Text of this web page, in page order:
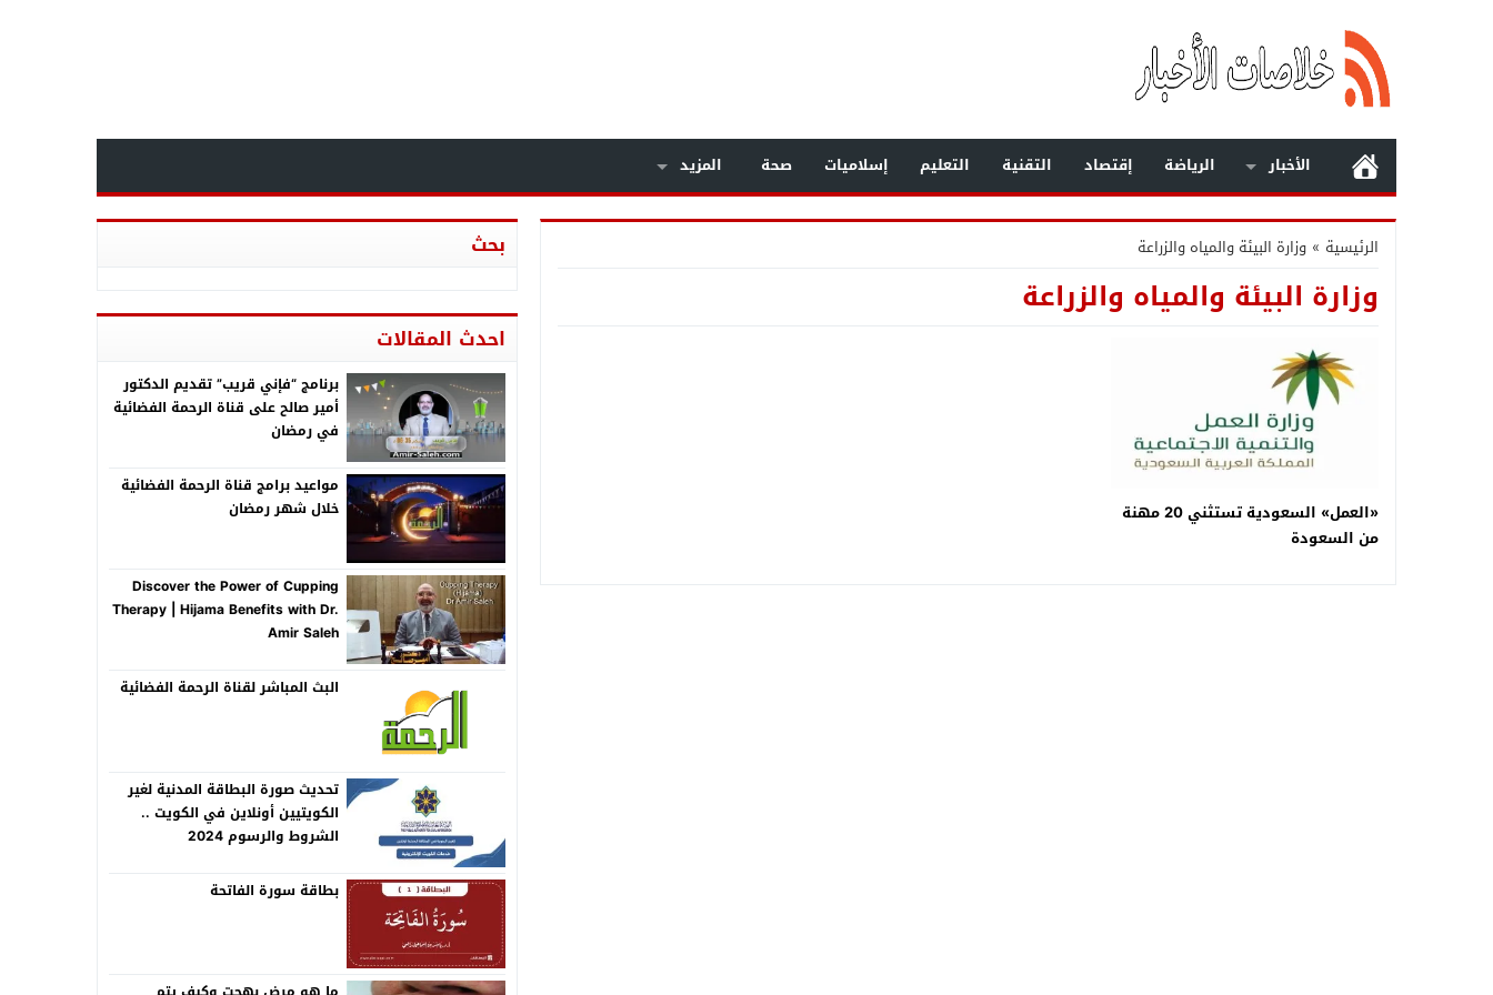
الأخبار الرياضة إقتصاد التقنية التعليم إسلاميات صحة المزيد
الرئيسية » وزارة البيئة والمياه والزراعة
وزارة البيئة والمياه والزراعة
«العمل» السعودية تستثني 20 مهنة
من السعودة
بحث
احدث المقالات
برنامج “فإني قريب” تقديم الدكتور
أمير صالح على قناة الرحمة الفضائية
في رمضان
مواعيد برامج قناة الرحمة الفضائية
خلال شهر رمضان
Discover the Power of Cupping
Therapy | Hijama Benefits with Dr.
Amir Saleh
البث المباشر لقناة الرحمة الفضائية
تحديث صورة البطاقة المدنية لغير
الكويتيين أونلاين في الكويت ..
الشروط والرسوم 2024
بطاقة سورة الفاتحة